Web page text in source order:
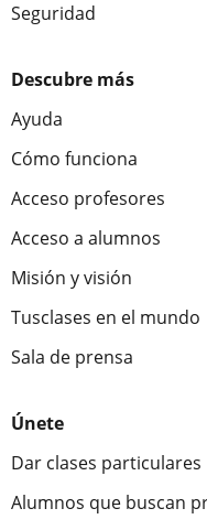
Seguridad
Descubre más
Ayuda
Cómo funciona
Acceso profesores
Acceso a alumnos
Misión y visión
Tusclases en el mundo
Sala de prensa
Únete
Dar clases particulares
Alumnos que buscan